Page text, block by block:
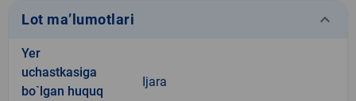
Lot ma’lumotlari keyboard_arrow_down
Yer
uchastkasiga
bo`lgan huquq
Ijara